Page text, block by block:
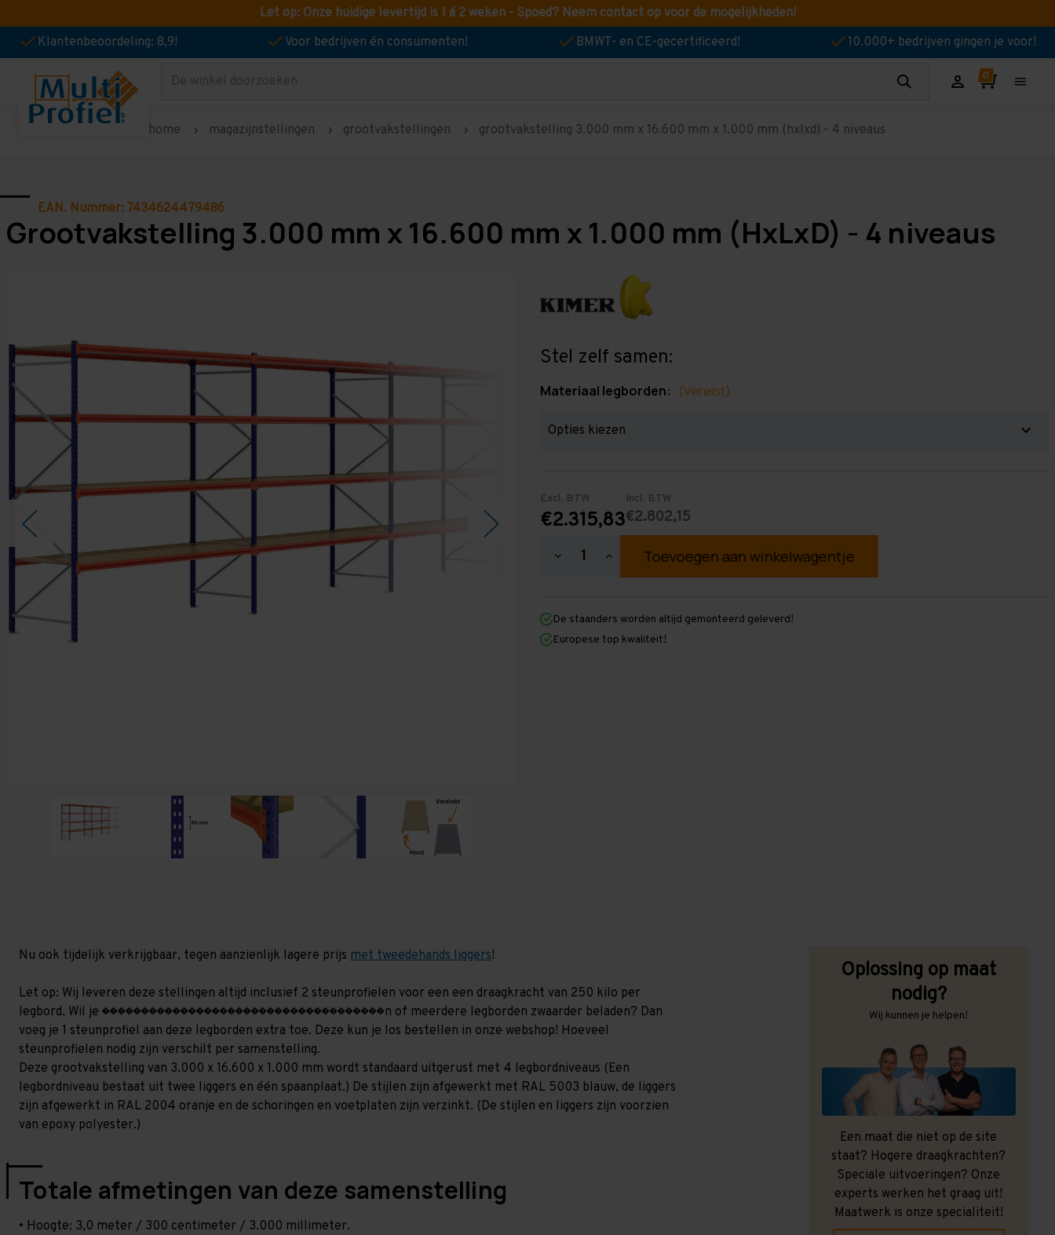
Let op: Onze huidige levertijd is 1 á 2 weken - Spoed? Neem contact op voor de mogelijkheden!
Klantenbeoordeling: 8,9!
Voor bedrijven én consumenten! BMWT- en CE-gecertificeerd! 10.000+ bedrijven gingen je voor!
Zoeken
home magazijnstellingen grootvakstellingen grootvakstelling 3.000 mm x 16.600 mm x 1.000 mm (hxlxd) - 4 niveaus
EAN. Nummer: 7434624479486
Grootvakstelling 3.000 mm x 16.600 mm x 1.000 mm (HxLxD) - 4 niveaus
Stel zelf samen:
Materiaal legborden: (Vereist)
Excl. BTW
€2.315,83
Incl. BTW
€2.802,15
Hoeveelheid
3.000
mm
x
16.600
Hoeveelheid
verhogen
3.000
mm
x
16.600
De staanders worden altijd gemonteerd geleverd!
Europese top kwaliteit!
Nu ook tijdelijk verkrijgbaar, tegen aanzienlijk lagere prijs met tweedehands liggers!
Let op: Wij leveren deze stellingen altijd inclusief 2 steunprofielen voor een een draagkracht van 250 kilo per
legbord. Wil je ������������������������������������n of meerdere legborden zwaarder beladen? Dan
voeg je 1 steunprofiel aan deze legborden extra toe. Deze kun je los bestellen in onze webshop! Hoeveel
steunprofielen nodig zijn verschilt per samenstelling.
Deze grootvakstelling van 3.000 x 16.600 x 1.000 mm wordt standaard uitgerust met 4 legbordniveaus (Een
legbordniveau bestaat uit twee liggers en één spaanplaat.) De stijlen zijn afgewerkt met RAL 5003 blauw, de liggers
zijn afgewerkt in RAL 2004 oranje en de schoringen en voetplaten zijn verzinkt. (De stijlen en liggers zijn voorzien
van epoxy polyester.)
Totale afmetingen van deze samenstelling
• Hoogte: 3,0 meter / 300 centimeter / 3.000 millimeter.
Oplossing op maat
nodig?
Wij kunnen je helpen!
Een maat die niet op de site
staat? Hogere draagkrachten?
Speciale uitvoeringen? Onze
experts werken het graag uit!
Maatwerk is onze specialiteit!